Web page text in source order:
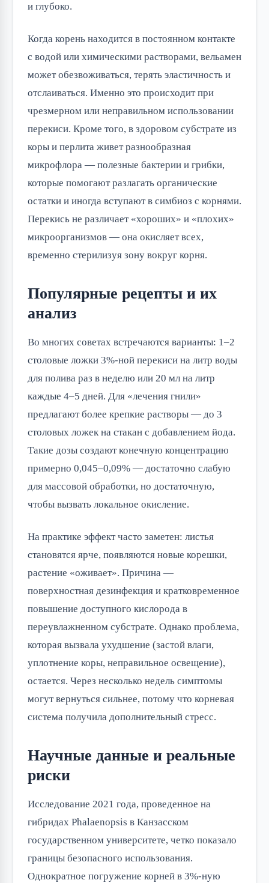
и глубоко.
Когда корень находится в постоянном контакте
с водой или химическими растворами, вельамен
может обезвоживаться, терять эластичность и
отслаиваться. Именно это происходит при
чрезмерном или неправильном использовании
перекиси. Кроме того, в здоровом субстрате из
коры и перлита живет разнообразная
микрофлора — полезные бактерии и грибки,
которые помогают разлагать органические
остатки и иногда вступают в симбиоз с корнями.
Перекись не различает «хороших» и «плохих»
микроорганизмов — она окисляет всех,
временно стерилизуя зону вокруг корня.
Популярные рецепты и их
анализ
Во многих советах встречаются варианты: 1–2
столовые ложки 3%-ной перекиси на литр воды
для полива раз в неделю или 20 мл на литр
каждые 4–5 дней. Для «лечения гнили»
предлагают более крепкие растворы — до 3
столовых ложек на стакан с добавлением йода.
Такие дозы создают конечную концентрацию
примерно 0,045–0,09% — достаточно слабую
для массовой обработки, но достаточную,
чтобы вызвать локальное окисление.
На практике эффект часто заметен: листья
становятся ярче, появляются новые корешки,
растение «оживает». Причина —
поверхностная дезинфекция и кратковременное
повышение доступного кислорода в
переувлажненном субстрате. Однако проблема,
которая вызвала ухудшение (застой влаги,
уплотнение коры, неправильное освещение),
остается. Через несколько недель симптомы
могут вернуться сильнее, потому что корневая
система получила дополнительный стресс.
Научные данные и реальные
риски
Исследование 2021 года, проведенное на
гибридах Phalaenopsis в Канзасском
государственном университете, четко показало
границы безопасного использования.
Однократное погружение корней в 3%-ную